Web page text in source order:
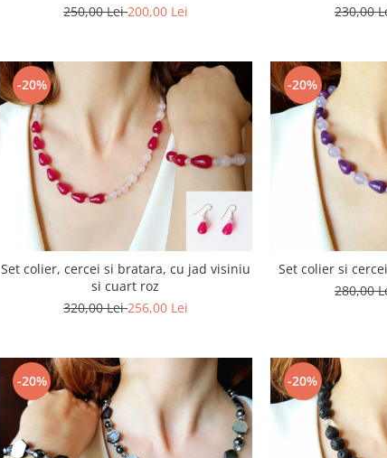
250,00 Lei200,00 Lei
230,00
-20%
Set colier, cercei si bratara, cu jad visiniu
si cuart roz
320,00 Lei256,00 Lei
-20%
Set colier si
280,00
-20% -20%